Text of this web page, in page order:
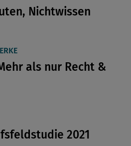
Nichtwissen
als nur Recht &
2021